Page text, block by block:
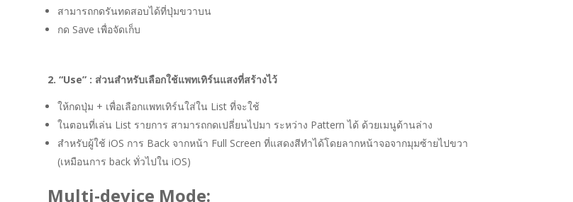
สามารถกดรันทดสอบได้ที่ปุ่มขวาบน
กด Save เพื่อจัดเก็บ
2. “Use” : ส่วนสำหรับเลือกใช้แพทเทิร์นแสงที่สร้างไว้
ให้กดปุ่ม + เพื่อเลือกแพทเทิร์นใส่ใน List ที่จะใช้
ในตอนที่เล่น List รายการ สามารถกดเปลี่ยนไปมา ระหว่าง Pattern ได้ ด้วยเมนูด้านล่าง
สำหรับผู้ใช้ iOS การ Back จากหน้า Full Screen ที่แสดงสีทำได้โดยลากหน้าจอจากมุมซ้ายไปขวา
(เหมือนการ back ทั่วไปใน iOS)
Multi-device Mode: